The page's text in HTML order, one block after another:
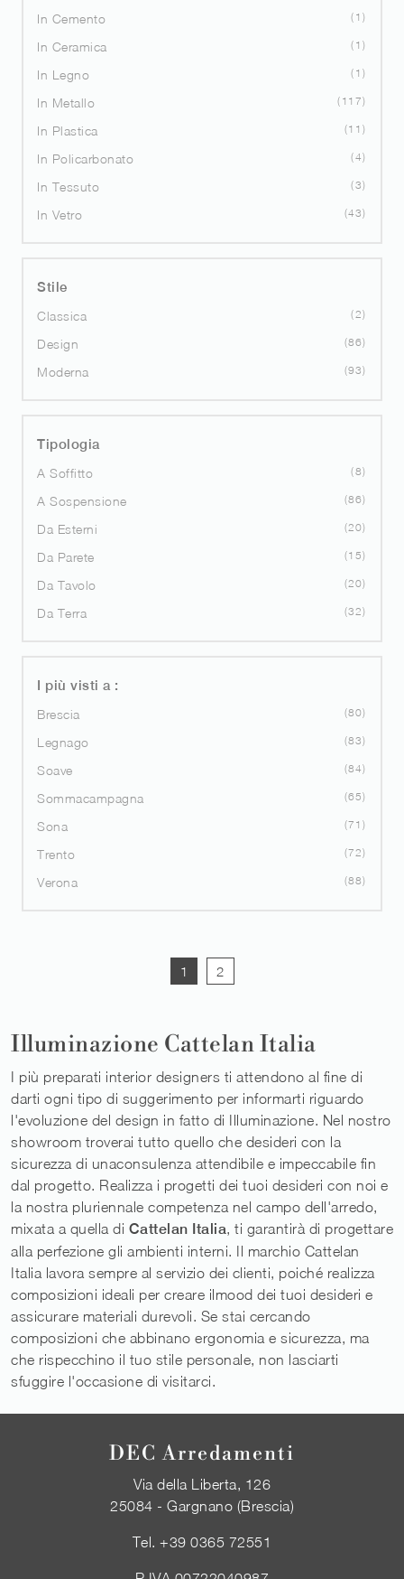
In Cemento
1
In Ceramica 1
In Legno 1
In Metallo 117
In Plastica 11
In Policarbonato 4
In Tessuto 3
In Vetro 43
Stile
Classica
2
Design 86
Moderna 93
Tipologia
A Soffitto
8
A Sospensione 86
Da Esterni 20
Da Parete 15
Da Tavolo 20
Da Terra 32
I più visti a :
Brescia
80
Legnago 83
Soave 84
Sommacampagna 65
Sona 71
Trento 72
Verona 88
1 2
Illuminazione Cattelan Italia
I più preparati interior designers ti attendono al fine di
darti ogni tipo di suggerimento per informarti riguardo
l'evoluzione del design in fatto di Illuminazione. Nel nostro
showroom troverai tutto quello che desideri con la
sicurezza di unaconsulenza attendibile e impeccabile fin
dal progetto. Realizza i progetti dei tuoi desideri con noi e
la nostra pluriennale competenza nel campo dell'arredo,
mixata a quella di Cattelan Italia, ti garantirà di progettare
alla perfezione gli ambienti interni. Il marchio Cattelan
Italia lavora sempre al servizio dei clienti, poiché realizza
composizioni ideali per creare ilmood dei tuoi desideri e
assicurare materiali durevoli. Se stai cercando
composizioni che abbinano ergonomia e sicurezza, ma
che rispecchino il tuo stile personale, non lasciarti
sfuggire l'occasione di visitarci.
DEC Arredamenti
Via della Liberta, 126
25084 - Gargnano (Brescia)
Tel.+39 0365 72551